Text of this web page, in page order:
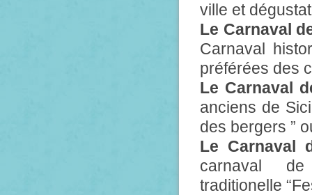
ville et
Le Carnaval
Carnaval
préférées des
Le Carnaval
anciens de
des bergers ”
Le Carnaval
carnaval
traditionelle